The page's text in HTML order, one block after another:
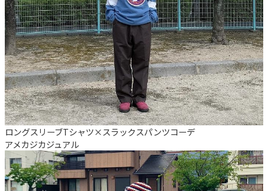
ロングスリーブTシャツ×スラックスパンツコーデ
アメカジカジュアル